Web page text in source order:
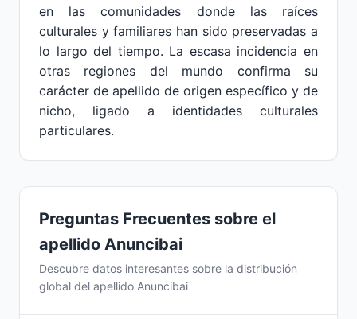
en las comunidades donde las raíces
culturales y familiares han sido preservadas a
lo largo del tiempo. La escasa incidencia en
otras regiones del mundo confirma su
carácter de apellido de origen específico y de
nicho, ligado a identidades culturales
particulares.
Preguntas Frecuentes sobre el
apellido Anuncibai
Descubre datos interesantes sobre la distribución
global del apellido Anuncibai